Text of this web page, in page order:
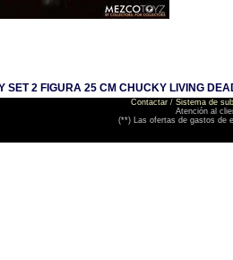
SET 2 FIGURA 25 CM CHUCKY LIVING
Contactar / Sistema de
Atención al
(**) Las ofertas de gastos de